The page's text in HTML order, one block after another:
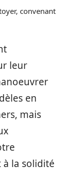
convenant
leur
en
mais
la solidité